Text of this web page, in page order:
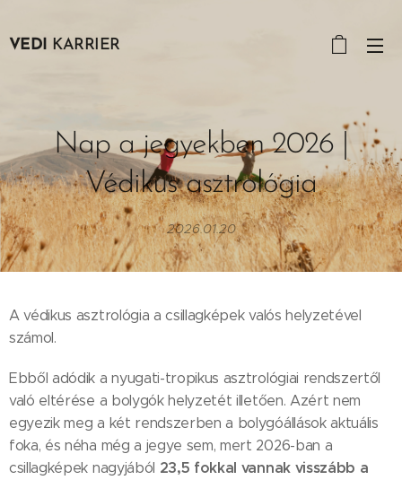
VEDI KARRIER
Nap a jegyekben 2026 |
Védikus asztrológia
2026.01.20
A védikus asztrológia a csillagképek valós helyzetével
számol.
Ebből adódik a nyugati-tropikus asztrológiai rendszertől
való eltérése a bolygók helyzetét illetően. Azért nem
egyezik meg a két rendszerben a bolygóállások aktuális
foka, és néha még a jegye sem, mert 2026-ban a
csillagképek nagyjából 23,5 fokkal vannak visszább a